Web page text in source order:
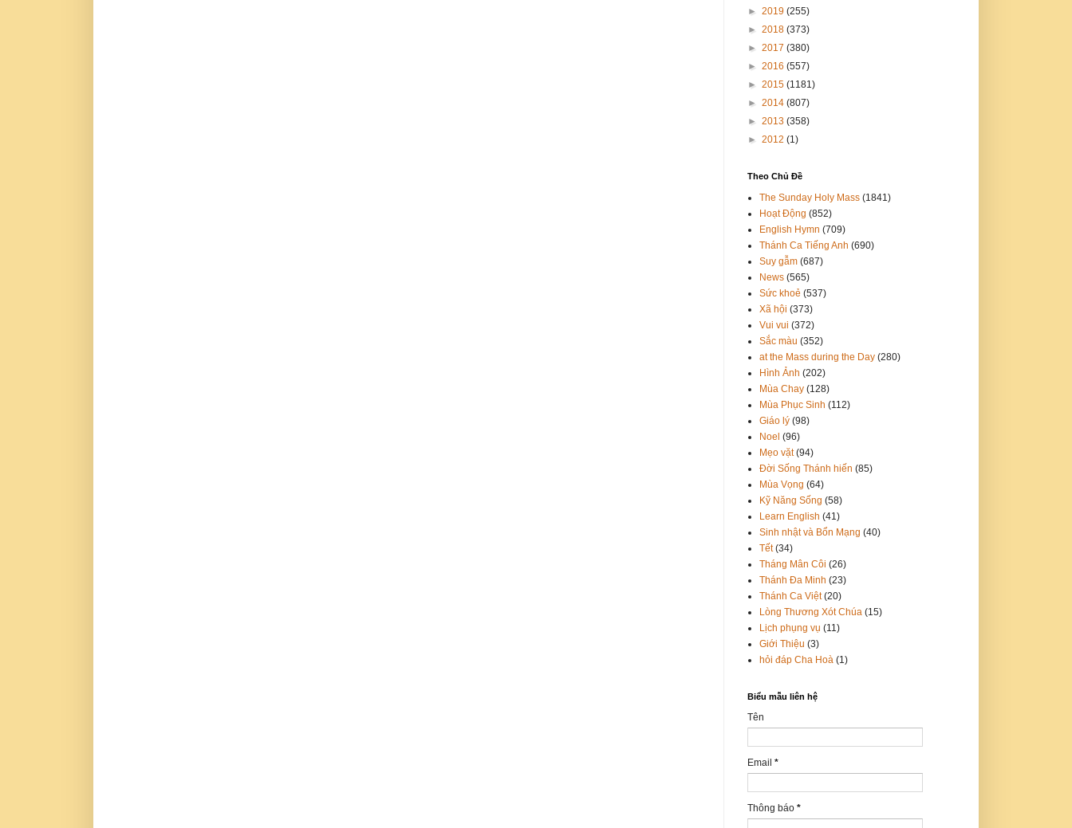
► 2019 (255)
► 2018 (373)
► 2017 (380)
► 2016 (557)
► 2015 (1181)
► 2014 (807)
► 2013 (358)
► 2012 (1)
Theo Chủ Đề
The Sunday Holy Mass (1841)
Hoạt Động (852)
English Hymn (709)
Thánh Ca Tiếng Anh (690)
Suy gẫm (687)
News (565)
Sức khoẻ (537)
Xã hội (373)
Vui vui (372)
Sắc màu (352)
at the Mass during the Day (280)
Hình Ảnh (202)
Mùa Chay (128)
Mùa Phục Sinh (112)
Giáo lý (98)
Noel (96)
Mẹo vặt (94)
Đời Sống Thánh hiến (85)
Mùa Vọng (64)
Kỹ Năng Sống (58)
Learn English (41)
Sinh nhật và Bổn Mạng (40)
Tết (34)
Tháng Mân Côi (26)
Thánh Đa Minh (23)
Thánh Ca Việt (20)
Lòng Thương Xót Chúa (15)
Lịch phụng vụ (11)
Giới Thiệu (3)
hỏi đáp Cha Hoà (1)
Biểu mẫu liên hệ
Tên
Email *
Thông báo *